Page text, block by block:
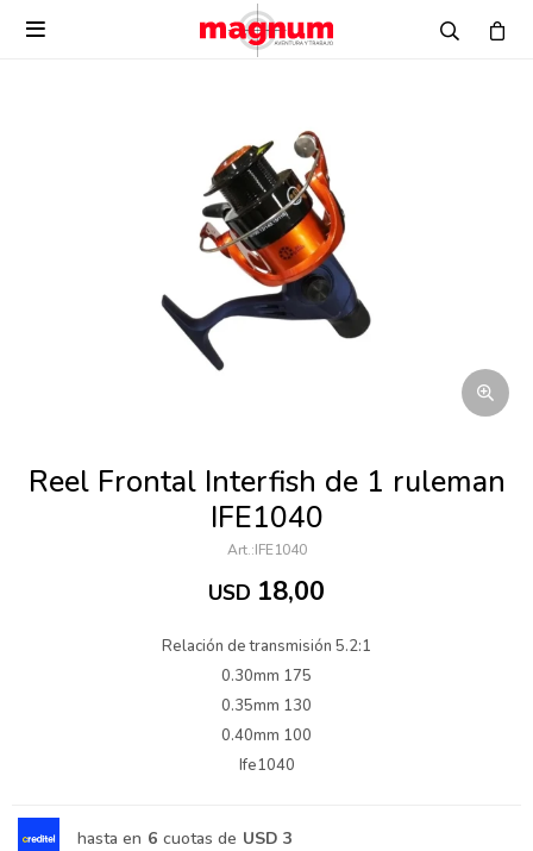

Reel Frontal Interfish de 1 ruleman
IFE1040
IFE1040
USD 18,00
Relación de transmisión 5.2:1
0.30mm 175
0.35mm 130
0.40mm 100
Ife1040
hasta en 6 cuotas de USD 3